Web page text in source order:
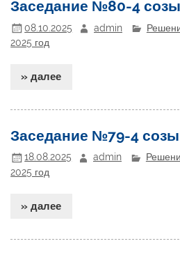
Заседание №80-4
08.10.2025 admin
2025 год
» далее
Заседание №79-4
18.08.2025 admin
2025 год
» далее